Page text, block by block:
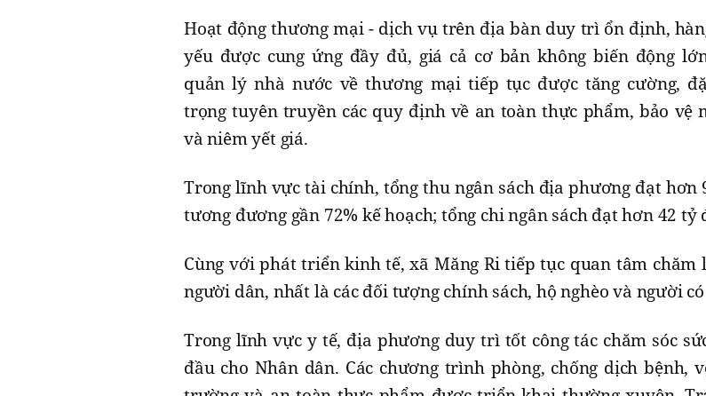
Hoạt động thương mại - dịch vụ trên địa bàn duy trì ổn định,
yếu được cung ứng đầy đủ, giá cả cơ bản không biến động
quản lý nhà nước về thương mại tiếp tục được tăng cường,
trọng tuyên truyền các quy định về an toàn thực phẩm, bảo vệ
và niêm yết giá.
Trong lĩnh vực tài chính, tổng thu ngân sách địa phương đạt hơn
tương đương gần 72% kế hoạch; tổng chi ngân sách đạt hơn 42 tỷ
Cùng với phát triển kinh tế, xã Măng Ri tiếp tục quan tâm chăm
người dân, nhất là các đối tượng chính sách, hộ nghèo và người có
Trong lĩnh vực y tế, địa phương duy trì tốt công tác chăm sóc
đầu cho Nhân dân. Các chương trình phòng, chống dịch bệnh,